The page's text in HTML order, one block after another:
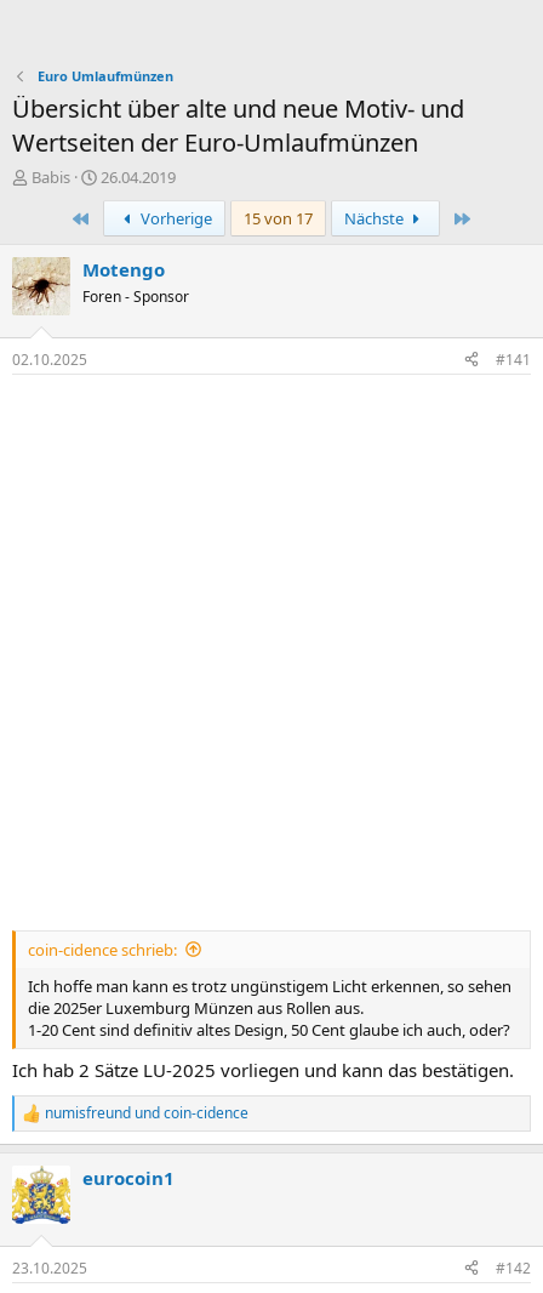
Euro Umlaufmünzen
Übersicht über alte und neue Motiv- und
Wertseiten der Euro-Umlaufmünzen
E
e
l
l
e
r
Babis
E
r
t
e
l
m
26.04.2019
Erste
Vorherige 15 von 17 Nächste
Motengo
Foren - Sponsor
02.10.2025 #141
coin-cidence schrieb:
Ich hoffe man kann es trotz ungünstigem Licht erkennen, so sehen
die 2025er Luxemburg Münzen aus Rollen aus.
1-20 Cent sind definitiv altes Design, 50 Cent glaube ich auch, oder?
Ich hab 2 Sätze LU-2025 vorliegen und kann das bestätigen.
R
e
k
t
i
e
numisfreund undcoin-cidence
eurocoin1
23.10.2025 #142